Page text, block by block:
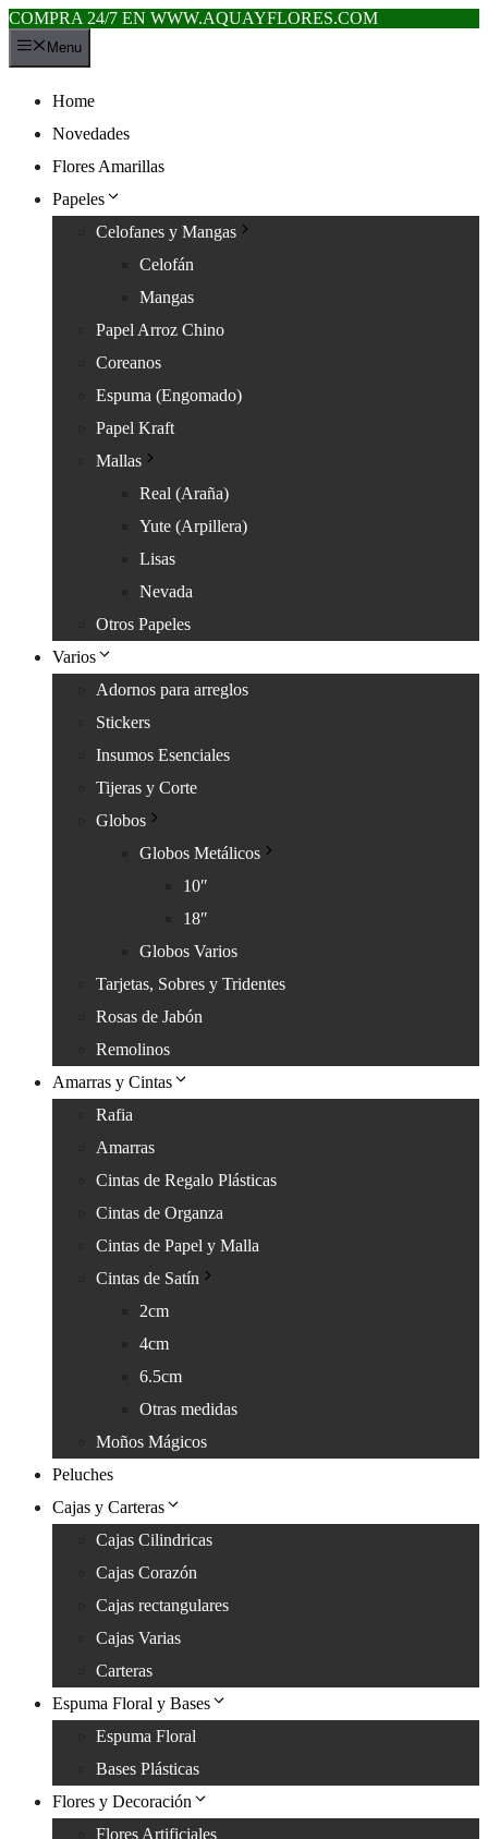
COMPRA 24/7 EN WWW.AQUAYFLORES.COM
Saltar
al
Menu
Home
Novedades
Flores Amarillas
Papeles
Celofanes y Mangas
Celofán
Mangas
Papel Arroz Chino
Coreanos
Espuma (Engomado)
Papel Kraft
Mallas
Real (Araña)
Yute (Arpillera)
Lisas
Nevada
Otros Papeles
Varios
Adornos para arreglos
Stickers
Insumos Esenciales
Tijeras y Corte
Globos
Globos Metálicos
10″
18″
Globos Varios
Tarjetas, Sobres y Tridentes
Rosas de Jabón
Remolinos
Amarras y Cintas
Rafia
Amarras
Cintas de Regalo Plásticas
Cintas de Organza
Cintas de Papel y Malla
Cintas de Satín
2cm
4cm
6.5cm
Otras medidas
Moños Mágicos
Peluches
Cajas y Carteras
Cajas Cilindricas
Cajas Corazón
Cajas rectangulares
Cajas Varias
Carteras
Espuma Floral y Bases
Espuma Floral
Bases Plásticas
Flores y Decoración
Flores Artificiales